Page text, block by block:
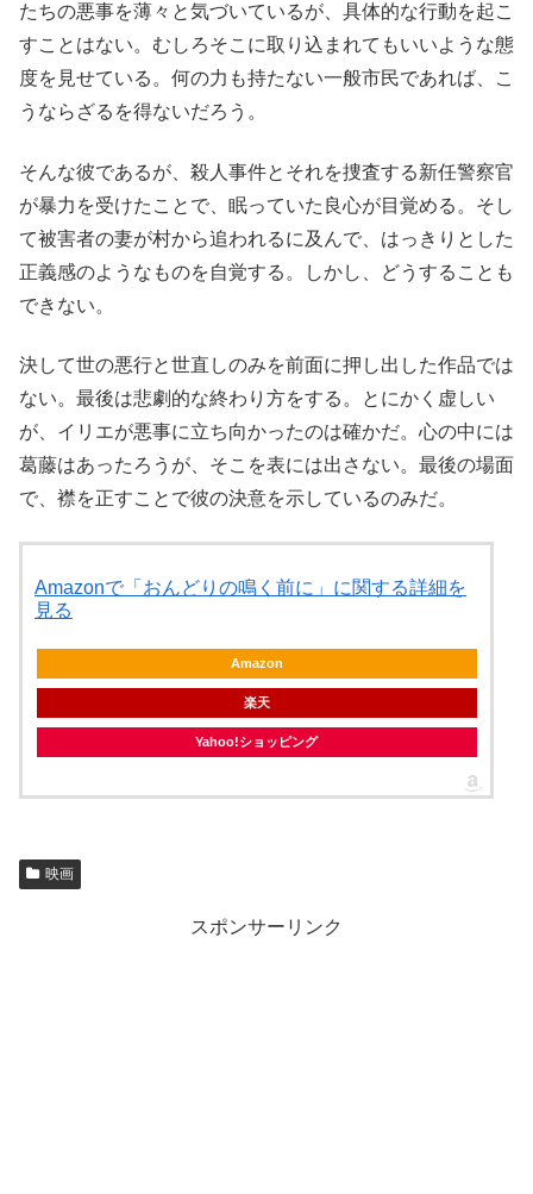
たちの悪事を薄々と気づいているが、具体的な行動を起こ
すことはない。むしろそこに取り込まれてもいいような態
度を見せている。何の力も持たない一般市民であれば、こ
うならざるを得ないだろう。
そんな彼であるが、殺人事件とそれを捜査する新任警察官
が暴力を受けたことで、眠っていた良心が目覚める。そし
て被害者の妻が村から追われるに及んで、はっきりとした
正義感のようなものを自覚する。しかし、どうすることも
できない。
決して世の悪行と世直しのみを前面に押し出した作品では
ない。最後は悲劇的な終わり方をする。とにかく虚しい
が、イリエが悪事に立ち向かったのは確かだ。心の中には
葛藤はあったろうが、そこを表には出さない。最後の場面
で、襟を正すことで彼の決意を示しているのみだ。
Amazonで「おんどりの鳴く前に」に関する詳細を
見る
Amazon
楽天
Yahoo!ショッピング
映画
スポンサーリンク